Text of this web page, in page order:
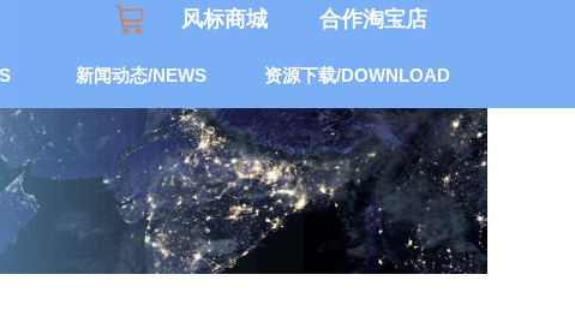
新闻动态/NEWS 资源下载/DOWNLOAD
风标商城 合作淘宝店​